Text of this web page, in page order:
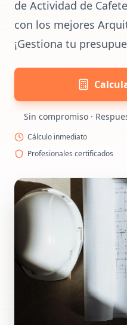
de Actividad de
con los mejores
¡Gestiona tu
Sin compromiso ·
Cálculo inmediato
Profesionales certificados